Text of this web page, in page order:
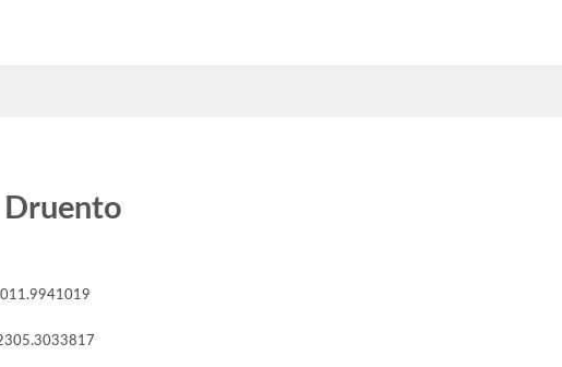
Druento
011.9941019